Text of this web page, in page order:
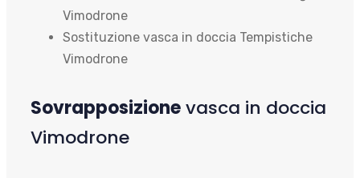
Vimodrone
Sostituzione vasca in doccia Tempistiche
Vimodrone
Sovrapposizionevasca in doccia
Vimodrone